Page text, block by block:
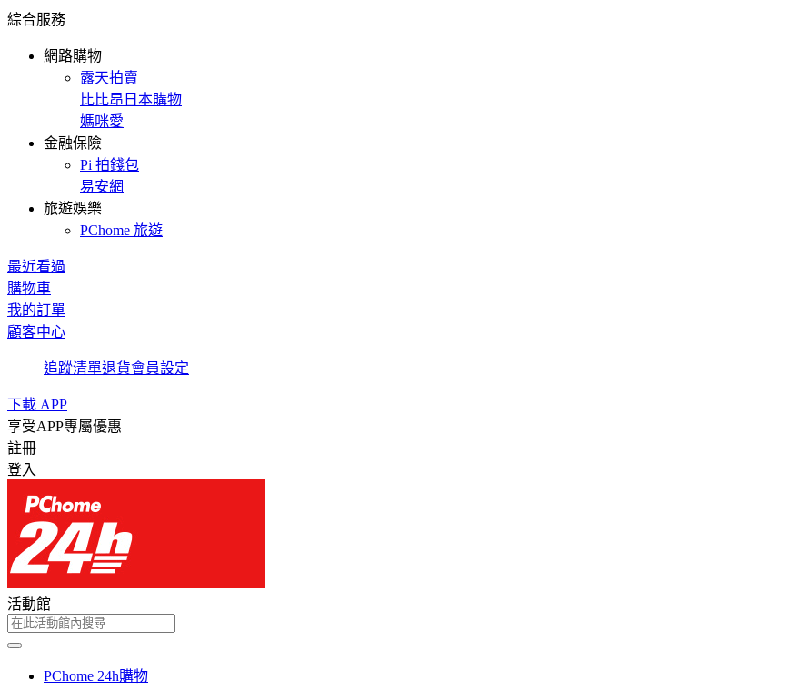
綜合服務
網路購物
露天拍賣
比比昂日本購物
媽咪愛
金融保險
Pi 拍錢包
易安網
旅遊娛樂
PChome 旅遊
最近看過
購物車
我的訂單
顧客中心
追蹤清單退貨會員設定
下載 APP
享受APP專屬優惠
註冊
登入
活動館
PChome 24h購物